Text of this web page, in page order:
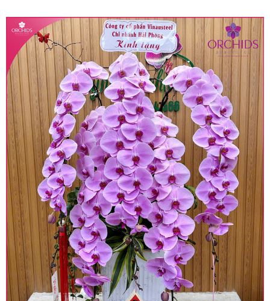
• Giá trên được miễn ship giao trong nội thành,
miễn phí in thiệp - banner theo yêu cầu khách
hàng.
• Beautiful Orchids liên kết với các cửa hàng
trên toàn quốc để phục vụ giao hoa tận nơi, mỗi
khu vực sẽ có mức giá khác nhau (tùy vào chi
phí mặt bằng, nguyên vật liệu,..) nên giá có thể sẽ
thay đổi so với giá niêm yết trên website. Khách
hàng ở Tỉnh thành khác vui lòng chủ động hỏi lại
giá trước khi đặt hàng, shop sẽ chủ động báo giá
chính xác khi có địa chỉ giao hàng cụ thể.